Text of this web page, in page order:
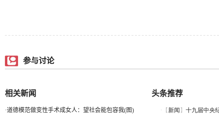
参与讨论
相关新闻
·道德模范做变性手术成女人：望社会能包容我(图)
头条推荐